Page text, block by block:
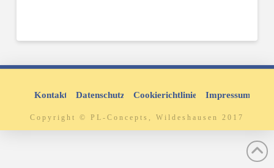
Kontakt Datenschutz Cookierichtlinie Impressum
Copyright © PL-Concepts, Wildeshausen 2017